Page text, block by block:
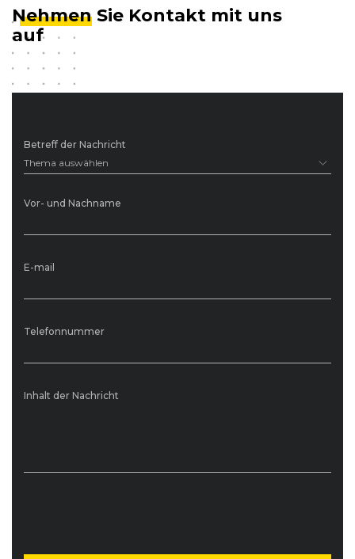
Betreff der Nachricht
Thema auswählen
Vor- und Nachname
E-mail
Telefonnummer
Inhalt der Nachricht
Nehmen Sie Kontakt mit uns
auf